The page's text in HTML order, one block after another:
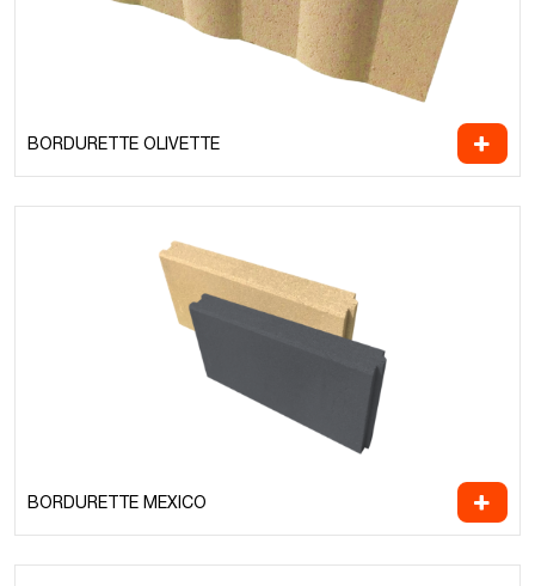
BORDURETTE OLIVETTE
BORDURETTE MEXICO